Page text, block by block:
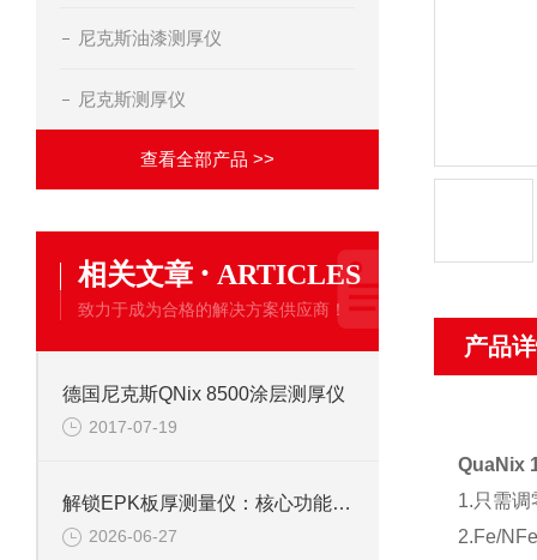
尼克斯油漆测厚仪
尼克斯测厚仪
查看全部产品 >>
相关文章 · ARTICLES
致力于成为合格的解决方案供应商！
德国尼克斯QNix 8500涂层测厚仪
2017-07-19
解锁EPK板厚测量仪：核心功能全解析，厚度把控一步到位
2026-06-27
产品
QuaNix
1.只需调
2.Fe/